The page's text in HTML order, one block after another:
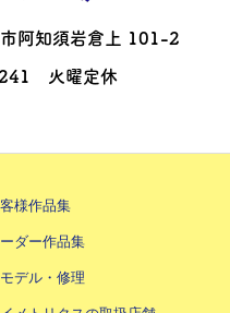
阿知須岩倉上 101-2
火曜定休
様作品集
ダー作品集
デル・修理